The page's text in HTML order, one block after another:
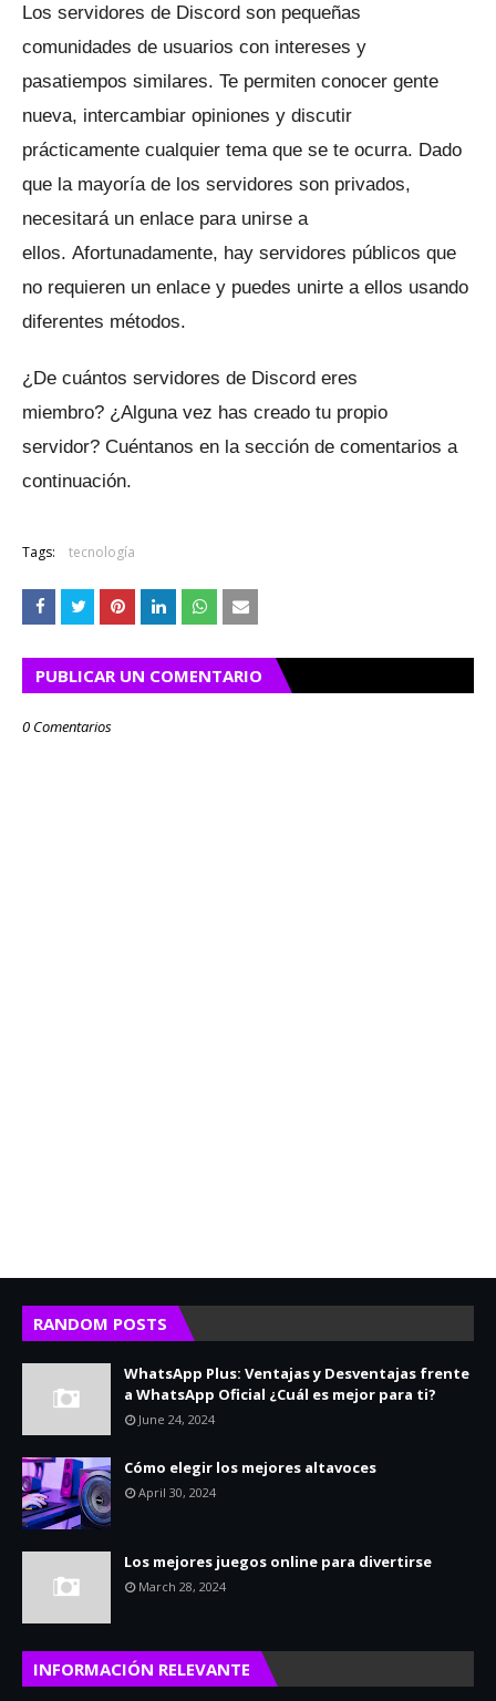
Los servidores de Discord son pequeñas
comunidades de usuarios con intereses y
pasatiempos similares. Te permiten conocer gente
nueva, intercambiar opiniones y discutir
prácticamente cualquier tema que se te ocurra. Dado
que la mayoría de los servidores son privados,
necesitará un enlace para unirse a
ellos. Afortunadamente, hay servidores públicos que
no requieren un enlace y puedes unirte a ellos usando
diferentes métodos.
¿De cuántos servidores de Discord eres
miembro? ¿Alguna vez has creado tu propio
servidor? Cuéntanos en la sección de comentarios a
continuación.
Tags: tecnología
PUBLICAR UN COMENTARIO
0 Comentarios
RANDOM POSTS
WhatsApp Plus: Ventajas y Desventajas frente
a WhatsApp Oficial ¿Cuál es mejor para ti?
June 24, 2024
Cómo elegir los mejores altavoces
April 30, 2024
Los mejores juegos online para divertirse
March 28, 2024
INFORMACIÓN RELEVANTE